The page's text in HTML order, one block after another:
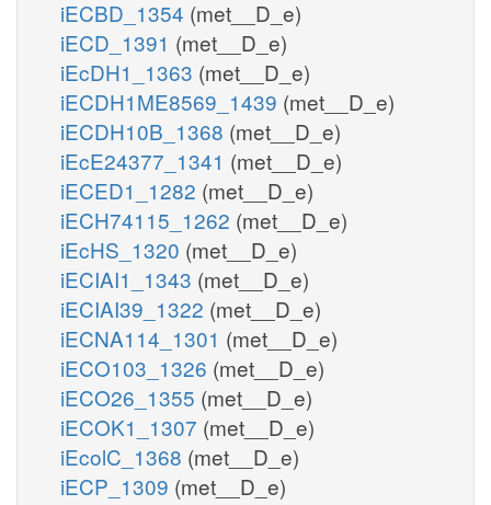
iECBD_1354 (met__D_e)
iECD_1391 (met__D_e)
iEcDH1_1363 (met__D_e)
iECDH1ME8569_1439 (met__D_e)
iECDH10B_1368 (met__D_e)
iEcE24377_1341 (met__D_e)
iECED1_1282 (met__D_e)
iECH74115_1262 (met__D_e)
iEcHS_1320 (met__D_e)
iECIAI1_1343 (met__D_e)
iECIAI39_1322 (met__D_e)
iECNA114_1301 (met__D_e)
iECO103_1326 (met__D_e)
iECO26_1355 (met__D_e)
iECOK1_1307 (met__D_e)
iEcolC_1368 (met__D_e)
iECP_1309 (met__D_e)